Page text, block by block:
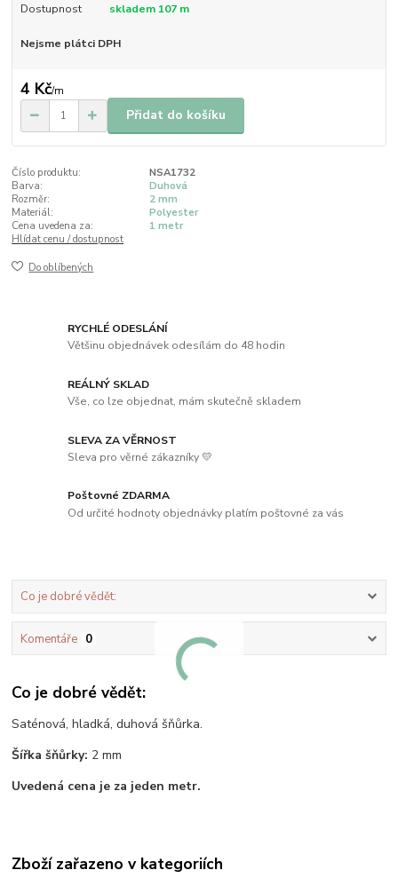
Dostupnost skladem 107 m
Nejsme plátci DPH
4 Kč/m
Přidat do košíku
Číslo produktu:
NSA1732
Barva:
Duhová
Rozměr:
2 mm
Materiál:
Polyester
Cena uvedena za:
1 metr
Hlídat cenu / dostupnost
Do oblíbených
RYCHLÉ ODESLÁNÍ
Většinu objednávek odesílám do 48 hodin
REÁLNÝ SKLAD
Vše, co lze objednat, mám skutečně skladem
SLEVA ZA VĚRNOST
Sleva pro věrné zákazníky 💛
Poštovné ZDARMA
Od určité hodnoty objednávky platím poštovné za vás
Co je dobré vědět:
Komentáře 0
Co je dobré vědět:
Saténová, hladká, duhová šňůrka.
Šířka šňůrky: 2 mm
Uvedená cena je za jeden metr.
Zboží zařazeno v kategoriích